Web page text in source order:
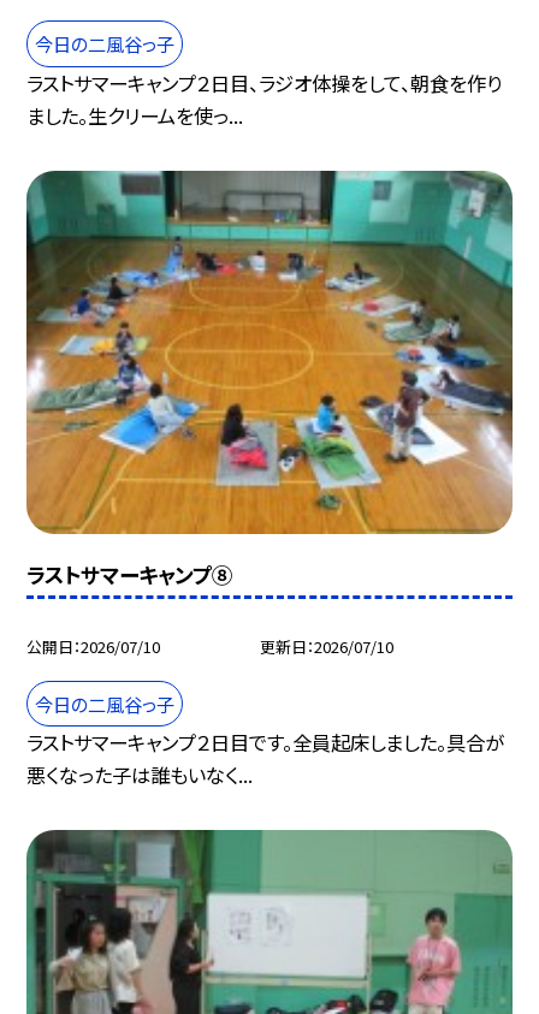
今日の二風谷っ子
ラストサマーキャンプ２日目、ラジオ体操をして、朝食を作り
ました。生クリームを使っ...
ラストサマーキャンプ⑧
公開日 2026/07/10 更新日 2026/07/10
今日の二風谷っ子
ラストサマーキャンプ２日目です。全員起床しました。具合が
悪くなった子は誰もいなく...